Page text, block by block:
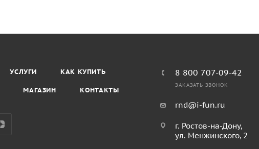
УСЛУГИ КАК КУПИТЬ
МАГАЗИН КОНТАКТЫ
8 800 707-09-42
ЗАКАЗАТЬ ЗВОНОК
rnd@i-fun.ru
г. Ростов-на-Дону,
ул. Менжинского, 2